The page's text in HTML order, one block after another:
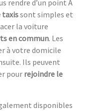
rendre d’un point A
taxissont simples et
la voiture
en commun. Les
à votre domicile
Ils peuvent
pourrejoindre le
disponibles